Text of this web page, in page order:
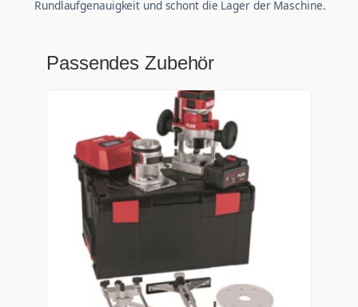
Rundlaufgenauigkeit und schont die Lager der Maschine.
Passendes Zubehör